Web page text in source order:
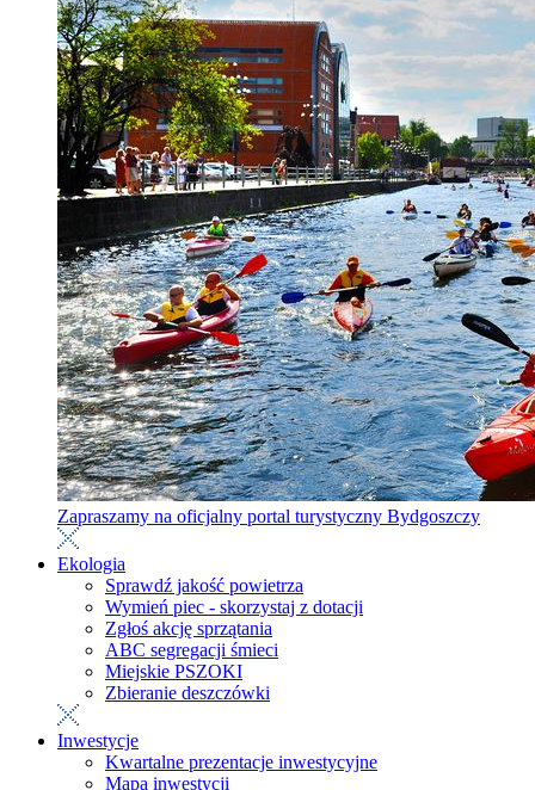
Zapraszamy na oficjalny portal turystyczny Bydgoszczy
Ekologia
Sprawdź jakość powietrza
Wymień piec - skorzystaj z dotacji
Zgłoś akcję sprzątania
ABC segregacji śmieci
Miejskie PSZOKI
Zbieranie deszczówki
Inwestycje
Kwartalne prezentacje inwestycyjne
Mapa inwestycji